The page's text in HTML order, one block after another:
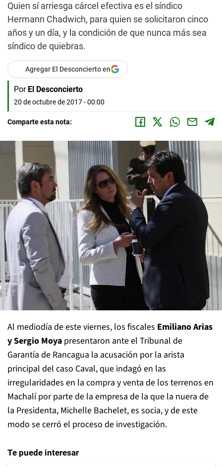
Quien sí arriesga cárcel efectiva es el síndico
Hermann Chadwich, para quien se solicitaron cinco
años y un día, y la condición de que nunca más sea
síndico de quiebras.
Agregar El Desconcierto en
Por El Desconcierto
20 de octubre de 2017 - 00:00
Comparte esta nota:
Al mediodía de este viernes, los fiscales Emiliano Arias
y Sergio Moya presentaron ante el Tribunal de
Garantía de Rancagua la acusación por la arista
principal del caso Caval, que indagó en las
irregularidades en la compra y venta de los terrenos en
Machalí por parte de la empresa de la que la nuera de
la Presidenta, Michelle Bachelet, es socia, y de este
modo se cerró el proceso de investigación.
Te puede interesar